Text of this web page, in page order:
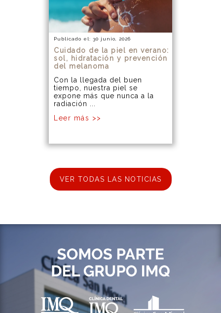
Publicado el: 30 junio, 2026
Cuidado de la piel en verano:
sol, hidratación y prevención
del melanoma
Con la llegada del buen
tiempo, nuestra piel se
expone más que nunca a la
radiación ...
Leer más >>
VER TODAS LAS NOTICIAS